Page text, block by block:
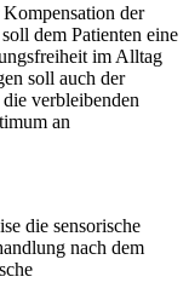
der
dem Patienten eine
im Alltag
soll auch der
verbleibenden
an
die sensorische
nach dem